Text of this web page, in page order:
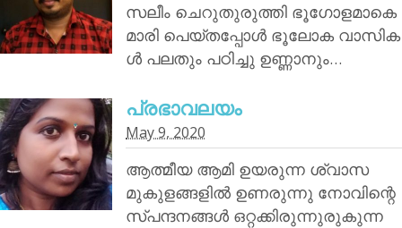
സലീം ചെറുതുരുത്തി ഭൂഗോളമാകെ
മാരി പെയ്തപ്പോൾ ഭൂലോക വാസിക
ൾ പലതും പഠിച്ചു ഉണ്ണാനും…
പ്രഭാവലയം
May 9, 2020
ആത്മീയ ആമി ഉയരുന്ന ശ്വാസ
മുകുളങ്ങളിൽ ഉണരുന്നു നോവിന്റെ
സ്പന്ദനങ്ങൾ ഒറ്റക്കിരുന്നുരുകുന്ന